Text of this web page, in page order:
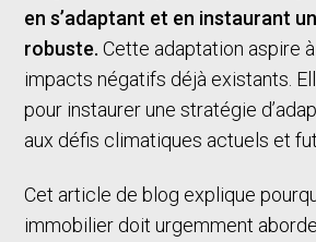
en s’adaptant et en instaurant
robuste. Cette adaptation aspire
impacts négatifs déjà existants.
pour instaurer une stratégie
aux défis climatiques actuels et
Cet article de blog explique
immobilier doit urgemment